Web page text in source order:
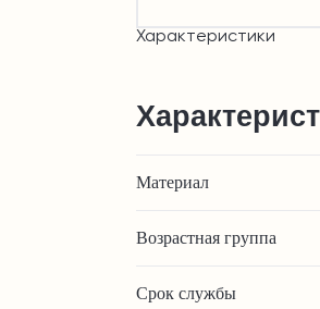
Характеристики
Материал
Возрастная группа
Срок службы